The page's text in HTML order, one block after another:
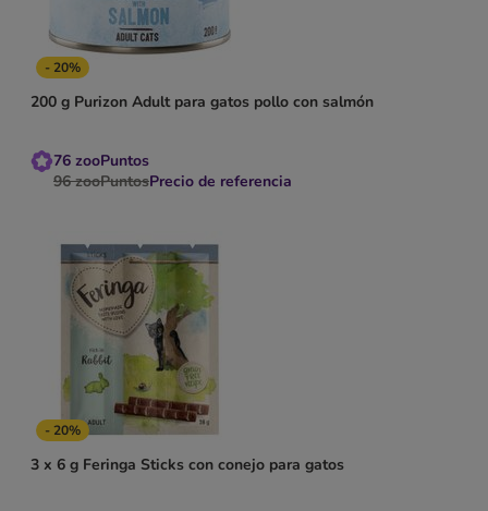
- 20%
200 g Purizon Adult para gatos pollo con salmón
76 zooPuntos
96 zooPuntosPrecio de referencia
- 20%
3 x 6 g Feringa Sticks con conejo para gatos